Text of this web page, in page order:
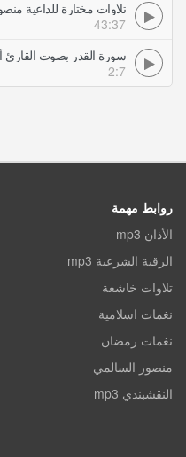
43:37
سورة القدر بصوت القارئ
2:7
روابط مهمة
الأذان mp3
الرقية الشرعية mp3
تلاوات خاشعة
نغمات اسلامية
نغمات رمضان
منصور السالمي
النقشبندي mp3